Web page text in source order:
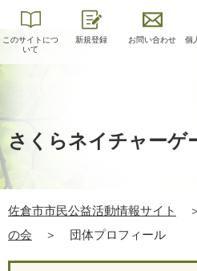
このサイトにつ
いて
新規登録 お問い合わせ
個
さくらネイチャーゲ
佐倉市市民公益活動情報サイト ＞
の会
＞ 団体プロフィール